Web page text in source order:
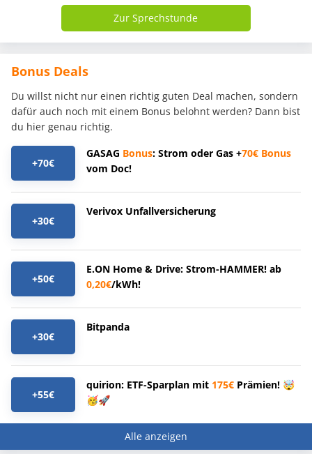
Zur Sprechstunde
Bonus Deals
Du willst nicht nur einen richtig guten Deal machen, sondern
dafür auch noch mit einem Bonus belohnt werden? Dann bist
du hier genau richtig.
+70€
GASAG Bonus: Strom oder Gas +70€ Bonus
vom Doc!
+30€
Verivox Unfallversicherung
+50€
E.ON Home & Drive: Strom-HAMMER! ab
0,20€/kWh!
+30€
Bitpanda
+55€
quirion: ETF-Sparplan mit 175€ Prämien! 🤯
🥳🚀
Alle anzeigen